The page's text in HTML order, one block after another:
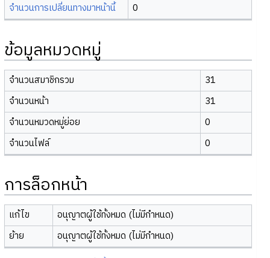
จำนวนการเปลี่ยนทางมาหน้านี้
0
ข้อมูลหมวดหมู่
จำนวนสมาชิกรวม
31
จำนวนหน้า
31
จำนวนหมวดหมู่ย่อย
0
จำนวนไฟล์
0
การล็อกหน้า
แก้ไข
อนุญาตผู้ใช้ทั้งหมด (ไม่มีกำหนด)
ย้าย
อนุญาตผู้ใช้ทั้งหมด (ไม่มีกำหนด)